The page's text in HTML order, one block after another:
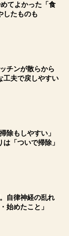
てよかった「食
したものも
チンが散らから
工夫で戻しやすい
除もしやすい」
「ついで掃除」
自律神経の乱れ
始めたこと」